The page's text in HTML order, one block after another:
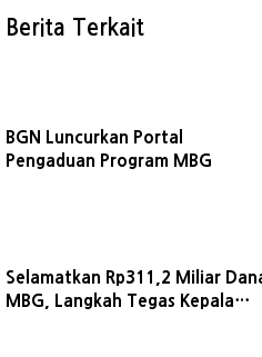
Berita Terkait
BGN Luncurkan Portal
Pengaduan Program MBG
Selamatkan Rp311,2 Miliar
MBG, Langkah Tegas Kepala